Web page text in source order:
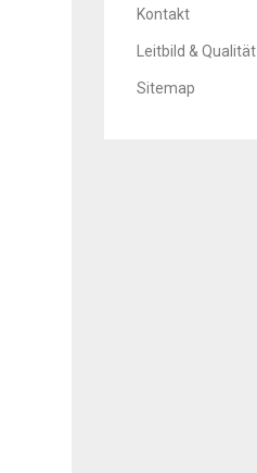
Kontakt
Leitbild & Qualität
Sitemap